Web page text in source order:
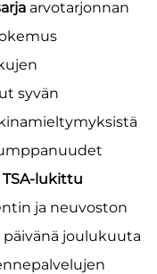
arvotarjonnan
syvän
TSA-lukittu
ja neuvoston
päivänä joulukuuta